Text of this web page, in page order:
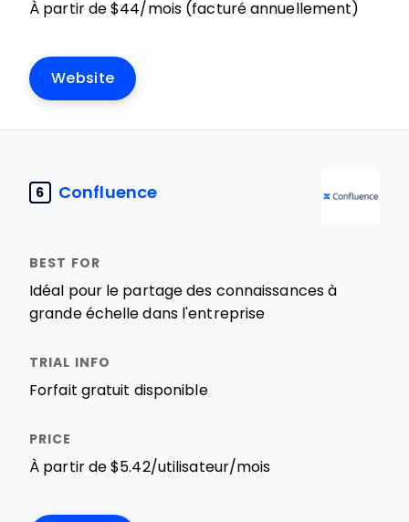
À partir de $44/mois (facturé annuellement)
Website
6 Confluence
Idéal pour le partage des connaissances à
grande échelle dans l'entreprise
Forfait gratuit disponible
À partir de $5.42/utilisateur/mois